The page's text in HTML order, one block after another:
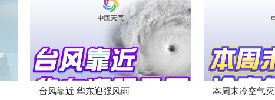
台风靠近 华东迎强风雨 本周末冷空气